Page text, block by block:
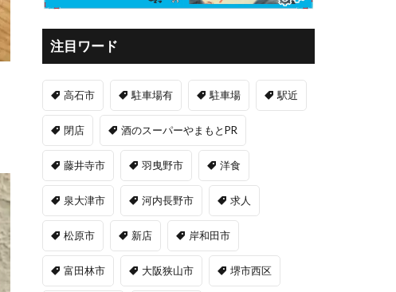
注目ワード
高石市 駐車場有 駐車場 駅近
閉店 酒のスーパーやまもとPR
藤井寺市 羽曳野市 洋食
泉大津市 河内長野市 求人
松原市 新店 岸和田市
富田林市 大阪狭山市 堺市西区